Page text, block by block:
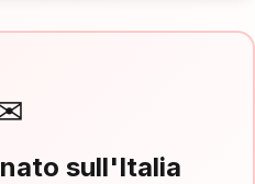
sull'Italia